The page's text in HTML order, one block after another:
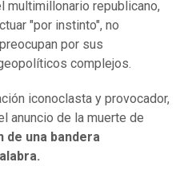
multimillonario republicano,
"por instinto", no
por sus
complejos.
iconoclasta y provocador,
anuncio de la muerte de
de una bandera